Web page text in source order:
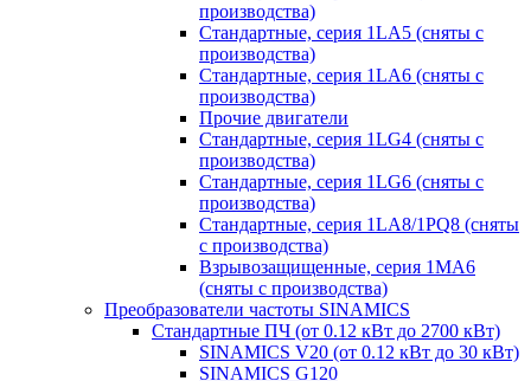
производства)
Стандартные, серия 1LA5 (сняты с
производства)
Стандартные, серия 1LA6 (сняты с
производства)
Прочие двигатели
Стандартные, серия 1LG4 (сняты с
производства)
Стандартные, серия 1LG6 (сняты с
производства)
Стандартные, серия 1LA8/1PQ8 (сняты
с производства)
Взрывозащищенные, серия 1MA6
(сняты с производства)
Преобразователи частоты SINAMICS
Стандартные ПЧ (от 0.12 кВт до 2700 кВт)
SINAMICS V20 (от 0.12 кВт до 30 кВт)
SINAMICS G120